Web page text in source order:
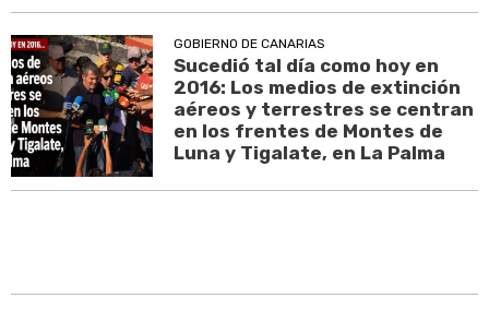
GOBIERNO DE CANARIAS
Sucedió tal día como hoy en
2016: Los medios de extinción
aéreos y terrestres se centran
en los frentes de Montes de
Luna y Tigalate, en La Palma